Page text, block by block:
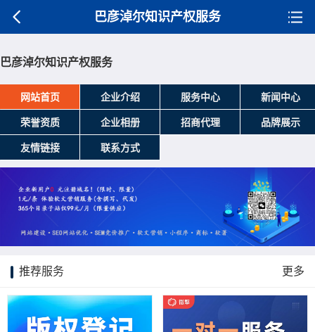
巴彦淖尔知识产权服务
巴彦淖尔知识产权服务
网站首页 企业介绍 服务中心 新闻中心
荣誉资质 企业相册 招商代理 品牌展示
友情链接 联系方式
推荐服务 更多